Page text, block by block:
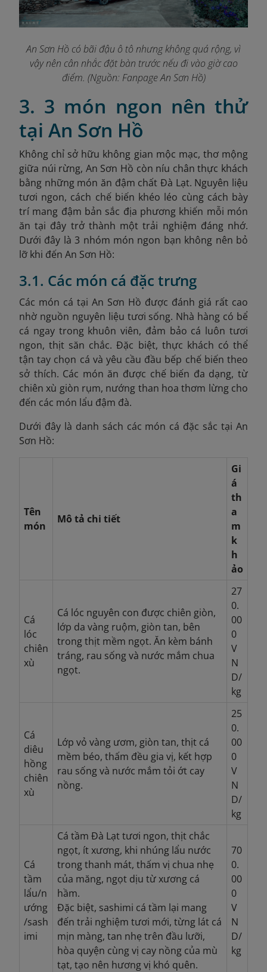
An Sơn Hồ có bãi đậu ô tô nhưng không quá rộng, vì
vậy nên cân nhắc đặt bàn trước nếu đi vào giờ cao
điểm. (Nguồn: Fanpage An Sơn Hồ)
3. 3 món ngon nên thử
tại An Sơn Hồ
Không chỉ sở hữu không gian mộc mạc, thơ mộng
giữa núi rừng, An Sơn Hồ còn níu chân thực khách
bằng những món ăn đậm chất Đà Lạt. Nguyên liệu
tươi ngon, cách chế biến khéo léo cùng cách bày
trí mang đậm bản sắc địa phương khiến mỗi món
ăn tại đây trở thành một trải nghiệm đáng nhớ.
Dưới đây là 3 nhóm món ngon bạn không nên bỏ
lỡ khi đến An Sơn Hồ:
3.1. Các món cá đặc trưng
Các món cá tại An Sơn Hồ được đánh giá rất cao
nhờ nguồn nguyên liệu tươi sống. Nhà hàng có bể
cá ngay trong khuôn viên, đảm bảo cá luôn tươi
ngon, thịt săn chắc. Đặc biệt, thực khách có thể
tận tay chọn cá và yêu cầu đầu bếp chế biến theo
sở thích. Các món ăn được chế biến đa dạng, từ
chiên xù giòn rụm, nướng than hoa thơm lừng cho
đến các món lẩu đậm đà.
Dưới đây là danh sách các món cá đặc sắc tại An
Sơn Hồ:
Tên
món
Mô tả chi tiết
Gi
á
th
a
m
k
h
ảo
Cá
lóc
chiên
xù
Cá lóc nguyên con được chiên giòn,
lớp da vàng ruộm, giòn tan, bên
trong thịt mềm ngọt. Ăn kèm bánh
tráng, rau sống và nước mắm chua
ngọt.
27
0.
00
0
V
N
D/
kg
Cá
diêu
hồng
chiên
xù
Lớp vỏ vàng ươm, giòn tan, thịt cá
mềm béo, thấm đều gia vị, kết hợp
rau sống và nước mắm tỏi ớt cay
nồng.
25
0.
00
0
V
N
D/
kg
Cá
tầm
lẩu/n
ướng
/sash
imi
Cá tầm Đà Lạt tươi ngon, thịt chắc
ngọt, ít xương, khi nhúng lẩu nước
trong thanh mát, thấm vị chua nhẹ
của măng, ngọt dịu từ xương cá
hầm.
Đặc biệt, sashimi cá tầm lại mang
đến trải nghiệm tươi mới, từng lát cá
mịn màng, tan nhẹ trên đầu lưỡi,
hòa quyện cùng vị cay nồng của mù
tạt, tạo nên hương vị khó quên.
70
0.
00
0
V
N
D/
kg